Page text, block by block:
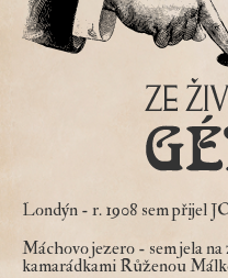
Londýn - r. 1908 sem přijel
Máchovo jezero - sem jela
kamarádkami Růženou